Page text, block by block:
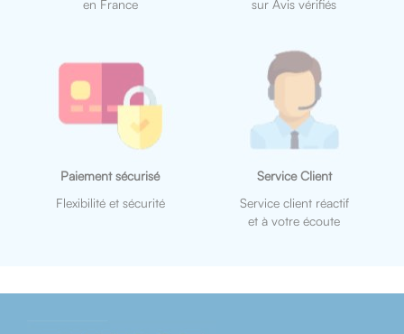
en France
sur Avis vérifiés
Paiement sécurisé
Flexibilité et sécurité
Service Client
Service client réactif
et à votre écoute